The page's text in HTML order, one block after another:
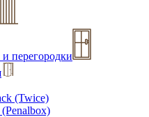
перегородки
(Twice)